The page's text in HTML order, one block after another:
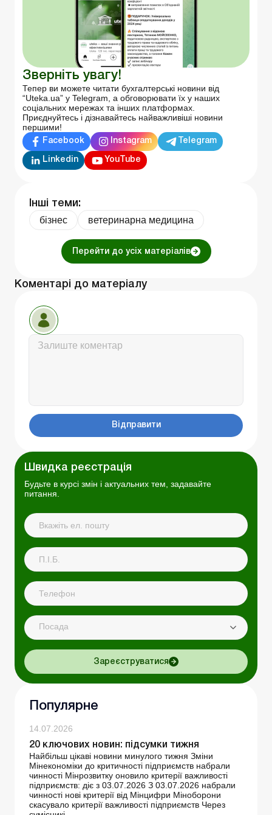
Зверніть увагу!
Тепер ви можете читати бухгалтерські новини від
“Uteka.ua” у Telegram, а обговорювати їх у наших
соціальних мережах та інших платформах.
Приєднуйтесь і дізнавайтесь найважливіші новини
першими!
Facebook Instagram Telegram
Linkedin YouTube
Інші теми:
бізнес ветеринарна медицина
Перейти до усіх матеріалів
Коментарі до матеріалу
Відправити
Швидка реєстрація
Будьте в курсі змін і актуальних тем, задавайте
питання.
Посада
Зареєструватися
Популярне
14.07.2026
20 ключових новин: підсумки тижня
Найбільш цікаві новини минулого тижня Зміни
Мінекономіки до критичності підприємств набрали
чинності Мінрозвитку оновило критерії важливості
підприємств: діє з 03.07.2026 З 03.07.2026 набрали
чинності нові критерії від Мінцифри Міноборони
скасувало критерії важливості підприємств Через